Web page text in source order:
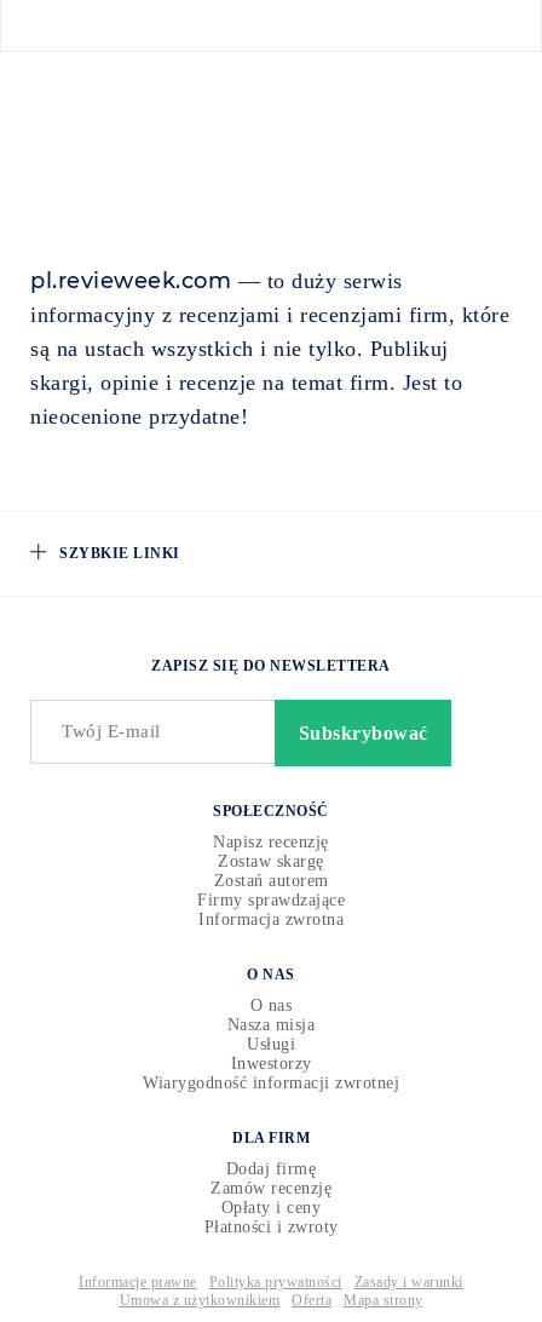
pl.revieweek.com — to duży serwis
informacyjny z recenzjami i recenzjami firm, które
są na ustach wszystkich i nie tylko. Publikuj
skargi, opinie i recenzje na temat firm. Jest to
nieocenione przydatne!
SZYBKIE LINKI
SPOŁECZNOŚĆ
Napisz recenzję
Zostaw skargę
Zostań autorem
Firmy sprawdzające
Informacja zwrotna
O NAS
O nas
Nasza misja
Usługi
Inwestorzy
Wiarygodność informacji zwrotnej
DLA FIRM
Dodaj firmę
Zamów recenzję
Opłaty i ceny
Płatności i zwroty
ZAPISZ SIĘ DO NEWSLETTERA
Informacje prawne Polityka prywatności
Zasady i warunki
Umowa z użytkownikiem
Oferta Mapa strony